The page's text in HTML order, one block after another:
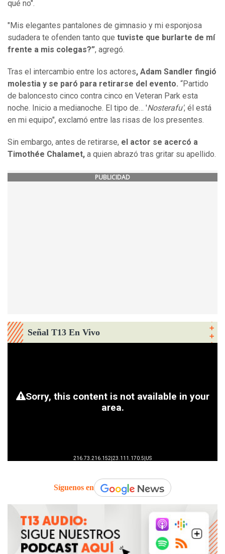
qué no".
"Mis elegantes pantalones de gimnasio y mi esponjosa
sudadera te ofenden tanto que tuviste que burlarte de mí
frente a mis colegas?”, agregó.
Tras el intercambio entre los actores, Adam Sandler fingió
molestia y se paró para retirarse del evento. “Partido
de baloncesto cinco contra cinco en Veteran Park esta
noche. Inicio a medianoche. El tipo de… 'Nosterafu', él está
en mi equipo", exclamó entre las risas de los presentes.
Sin embargo, antes de retirarse, el actor se acercó a
Timothée Chalamet, a quien abrazó tras gritar su apellido.
PUBLICIDAD
Señal T13 En Vivo
Síguenos en